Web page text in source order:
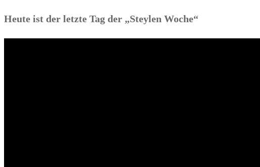
online
Heute ist der letzte Tag der „Steylen Woche“